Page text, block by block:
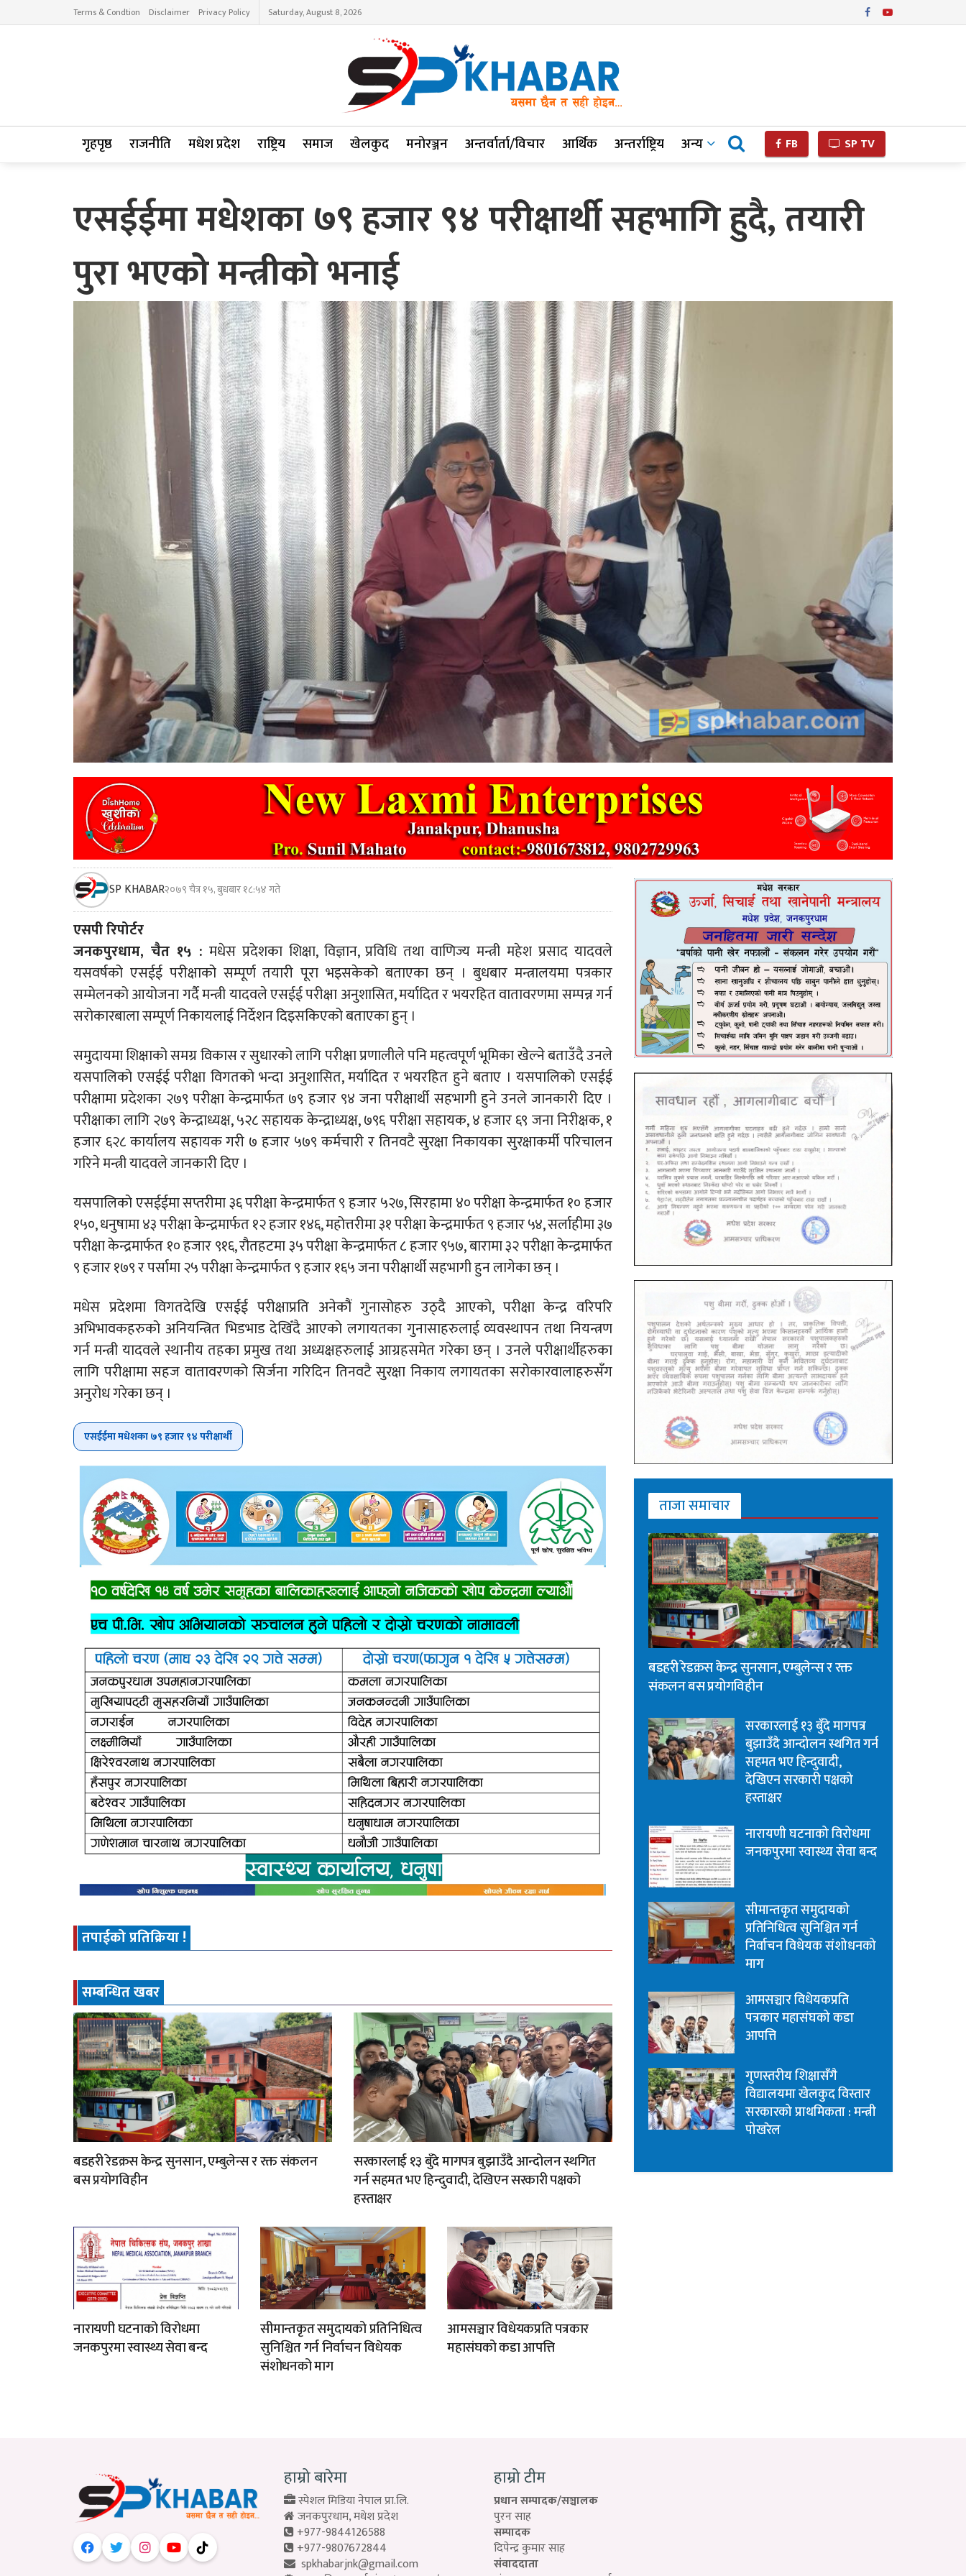
Terms & Condtion Disclaimer Privacy Policy Saturday, August 8, 2026
गृहपृष्ठ राजनीति मधेश प्रदेश राष्ट्रिय समाज खेलकुद मनोरञ्जन अन्तर्वार्ता/विचार आर्थिक अन्तर्राष्ट्रिय अन्य FB SP TV
एसईईमा मधेशका ७९ हजार ९४ परीक्षार्थी सहभागि हुदै, तयारी
पुरा भएको मन्त्रीको भनाई
SP KHABAR२०७९ चैत्र १५, बुधबार १८:५४ गते
एसपी रिपोर्टर
जनकपुरधाम, चैत १५ : मधेस प्रदेशका शिक्षा, विज्ञान, प्रविधि तथा वाणिज्य मन्त्री महेश प्रसाद यादवले
यसवर्षको एसईई परीक्षाको सम्पूर्ण तयारी पूरा भइसकेको बताएका छन् । बुधबार मन्त्रालयमा पत्रकार
सम्मेलनको आयोजना गर्दै मन्त्री यादवले एसईई परीक्षा अनुशासित, मर्यादित र भयरहित वातावरणमा सम्पन्न गर्न
सरोकारबाला सम्पूर्ण निकायलाई निर्देशन दिइसकिएको बताएका हुन् ।
समुदायमा शिक्षाको समग्र विकास र सुधारको लागि परीक्षा प्रणालीले पनि महत्वपूर्ण भूमिका खेल्ने बताउँदै उनले
यसपालिको एसईई परीक्षा विगतको भन्दा अनुशासित, मर्यादित र भयरहित हुने बताए । यसपालिको एसईई
परीक्षामा प्रदेशका २७९ परीक्षा केन्द्रमार्फत ७९ हजार ९४ जना परीक्षार्थी सहभागी हुने उनले जानकारी दिए ।
परीक्षाका लागि २७९ केन्द्राध्यक्ष, ५२८ सहायक केन्द्राध्यक्ष, ७९६ परीक्षा सहायक, ४ हजार ६९ जना निरीक्षक, १
हजार ६२८ कार्यालय सहायक गरी ७ हजार ५७९ कर्मचारी र तिनवटै सुरक्षा निकायका सुरक्षाकर्मी परिचालन
गरिने मन्त्री यादवले जानकारी दिए ।
यसपालिको एसईईमा सप्तरीमा ३६ परीक्षा केन्द्रमार्फत ९ हजार ५२७, सिरहामा ४० परीक्षा केन्द्रमार्फत १० हजार
१५०, धनुषामा ४३ परीक्षा केन्द्रमार्फत १२ हजार १४६, महोत्तरीमा ३१ परीक्षा केन्द्रमार्फत ९ हजार ५४, सर्लाहीमा ३७
परीक्षा केन्द्रमार्फत १० हजार ९१६, रौतहटमा ३५ परीक्षा केन्द्रमार्फत ८ हजार ९५७, बारामा ३२ परीक्षा केन्द्रमार्फत
९ हजार १७९ र पर्सामा २५ परीक्षा केन्द्रमार्फत ९ हजार १६५ जना परीक्षार्थी सहभागी हुन लागेका छन् ।
मधेस प्रदेशमा विगतदेखि एसईई परीक्षाप्रति अनेकौं गुनासोहरु उठ्दै आएको, परीक्षा केन्द्र वरिपरि
अभिभावकहरुको अनियन्त्रित भिडभाड देखिँदै आएको लगायतका गुनासाहरुलाई व्यवस्थापन तथा नियन्त्रण
गर्न मन्त्री यादवले स्थानीय तहका प्रमुख तथा अध्यक्षहरुलाई आग्रहसमेत गरेका छन् । उनले परीक्षार्थीहरुका
लागि परीक्षामा सहज वातावरणको सिर्जना गरिदिन तिनवटै सुरक्षा निकाय लगायतका सरोकारवालाहरुसँग
अनुरोध गरेका छन् ।
एसईईमा मधेशका ७९ हजार ९४ परीक्षार्थी
तपाईको प्रतिक्रिया !
सम्बन्धित खबर
बडहरी रेडक्रस केन्द्र सुनसान, एम्बुलेन्स र रक्त संकलन
बस प्रयोगविहीन
सरकारलाई १३ बुँदे मागपत्र बुझाउँदै आन्दोलन स्थगित
गर्न सहमत भए हिन्दुवादी, देखिएन सरकारी पक्षको
हस्ताक्षर
नारायणी घटनाको विरोधमा
जनकपुरमा स्वास्थ्य सेवा बन्द
सीमान्तकृत समुदायको प्रतिनिधित्व
सुनिश्चित गर्न निर्वाचन विधेयक
संशोधनको माग
आमसञ्चार विधेयकप्रति पत्रकार
महासंघको कडा आपत्ति
ताजा समाचार
बडहरी रेडक्रस केन्द्र सुनसान, एम्बुलेन्स र रक्त
संकलन बस प्रयोगविहीन
सरकारलाई १३ बुँदे मागपत्र
बुझाउँदै आन्दोलन स्थगित गर्न
सहमत भए हिन्दुवादी,
देखिएन सरकारी पक्षको
हस्ताक्षर
नारायणी घटनाको विरोधमा
जनकपुरमा स्वास्थ्य सेवा बन्द
सीमान्तकृत समुदायको
प्रतिनिधित्व सुनिश्चित गर्न
निर्वाचन विधेयक संशोधनको
माग
आमसञ्चार विधेयकप्रति
पत्रकार महासंघको कडा
आपत्ति
गुणस्तरीय शिक्षासँगै
विद्यालयमा खेलकुद विस्तार
सरकारको प्राथमिकता : मन्त्री
पोखरेल
हाम्रो बारेमा
स्पेशल मिडिया नेपाल प्रा.लि.
जनकपुरधाम, मधेश प्रदेश
+977-9844126588
+977-9807672844
spkhabarjnk@gmail.com
हाम्रो टीम
प्रधान सम्पादक/सञ्चालक
पुरन साह
सम्पादक
दिपेन्द्र कुमार साह
संवाददाता